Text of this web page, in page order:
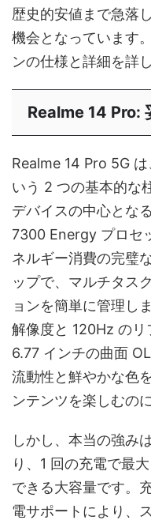
歴史的安値まで急落
機会となっています
ンの仕様と詳細を詳
Realme 14 Pro:
Realme 14 Pro 5G
いう 2 つの基本的な
デバイスの中心とな
7300 Energy プロセ
ネルギー消費の完璧
ップで、マルチタス
ョンを簡単に管理し
解像度と 120Hz の
6.77 インチの曲面
流動性と鮮やかな色
ンテンツを楽しむの
しかし、本当の強み
り、1 回の充電で最
できる大容量です。
電サポートにより、